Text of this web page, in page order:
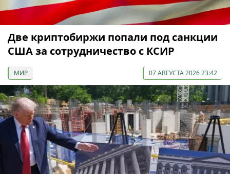
Две криптобиржи попали под санкции
США за сотрудничество с КСИР
МИР 07 АВГУСТА 2026 23:42